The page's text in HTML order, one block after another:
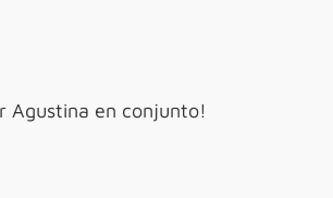
Agustina en conjunto!